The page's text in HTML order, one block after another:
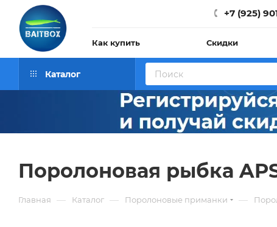
+7 (925)
Как купить Скидки
Каталог
Поролоновая рыбка
Главная — Каталог — Поролоновые приманки —